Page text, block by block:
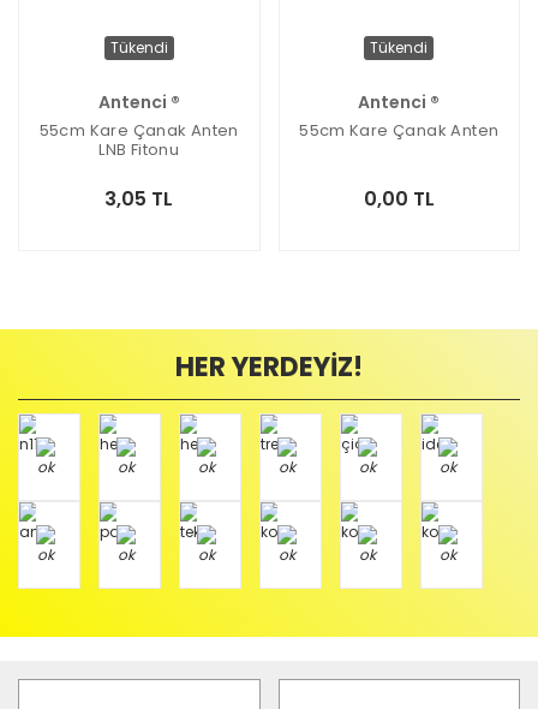
Tükendi
Antenci ®
55cm Kare Çanak Anten
LNB Fitonu
3,05 TL
Tükendi
Antenci ®
55cm Kare Çanak Anten
0,00 TL
HER YERDEYİZ!